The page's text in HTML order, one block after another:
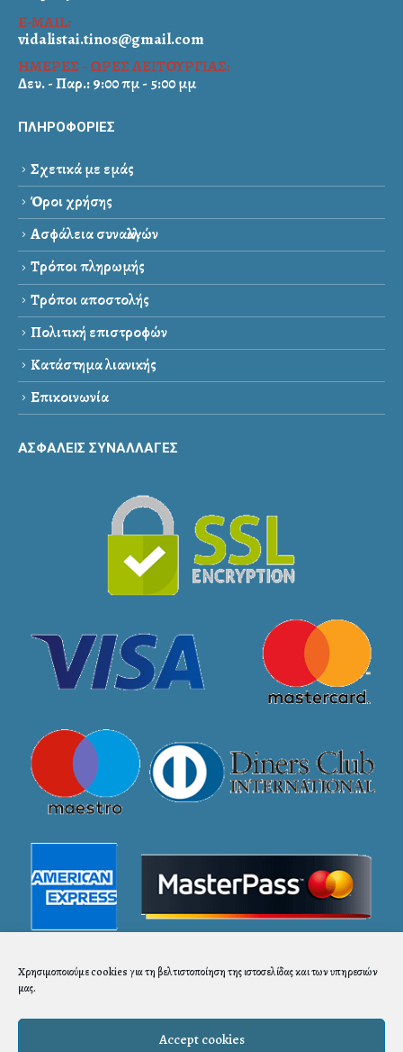
Χρησιμοποιούμε cookies για τη βελτιστοποίηση της ιστοσελίδας και των υπηρεσιών
μας.
Accept cookies
E-MAIL:
vidalistai.tinos@gmail.com
ΗΜΕΡΕΣ - ΩΡΕΣ ΛΕΙΤΟΥΡΓΙΑΣ:
Δευ. - Παρ.: 9:00 πμ - 5:00 μμ
ΠΛΗΡΟΦΟΡΙΕΣ
Σχετικά με εμάς
Όροι χρήσης
Ασφάλεια συναλλαγών
Τρόποι πληρωμής
Τρόποι αποστολής
Πολιτική επιστροφών
Κατάστημα λιανικής
Επικοινωνία
ΑΣΦΑΛΕΙΣ ΣΥΝΑΛΛΑΓΕΣ